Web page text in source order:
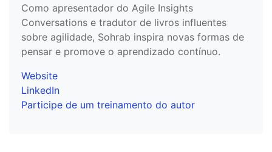
Como apresentador do Agile Insights
Conversations e tradutor de livros influentes
sobre agilidade, Sohrab inspira novas formas de
pensar e promove o aprendizado contínuo.
Website
LinkedIn
Participe de um treinamento do autor